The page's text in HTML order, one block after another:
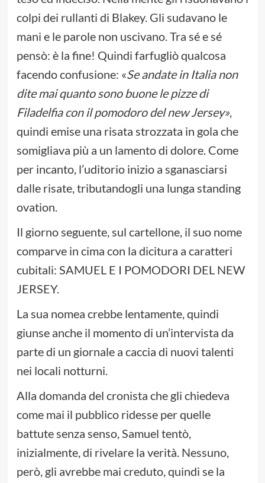
colpi dei rullanti di Blakey. Gli sudavano le
mani e le parole non uscivano. Tra sé e sé
pensò: è la fine! Quindi farfugliò qualcosa
facendo confusione: «Se andate in Italia non
dite mai quanto sono buone le pizze di
Filadelfia con il pomodoro del new Jersey»,
quindi emise una risata strozzata in gola che
somigliava più a un lamento di dolore. Come
per incanto, l’uditorio inizio a sganasciarsi
dalle risate, tributandogli una lunga standing
ovation.
Il giorno seguente, sul cartellone, il suo nome
comparve in cima con la dicitura a caratteri
cubitali: SAMUEL E I POMODORI DEL NEW
JERSEY.
La sua nomea crebbe lentamente, quindi
giunse anche il momento di un’intervista da
parte di un giornale a caccia di nuovi talenti
nei locali notturni.
Alla domanda del cronista che gli chiedeva
come mai il pubblico ridesse per quelle
battute senza senso, Samuel tentò,
inizialmente, di rivelare la verità. Nessuno,
però, gli avrebbe mai creduto, quindi se la